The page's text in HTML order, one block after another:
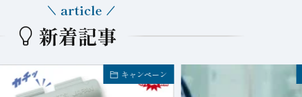
新着記事
article
キャンペーン